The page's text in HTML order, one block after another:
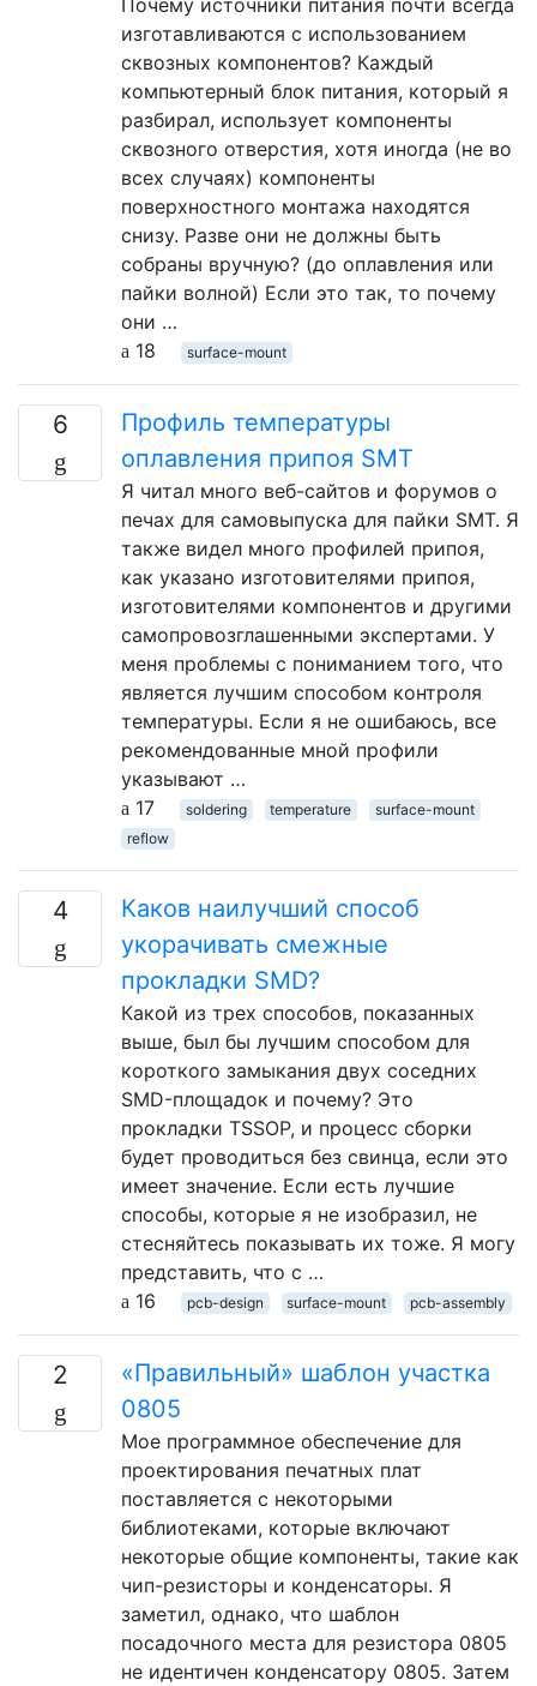
изготавливаются с использованием
сквозных компонентов? Каждый
компьютерный блок питания, который я
разбирал, использует компоненты
сквозного отверстия, хотя иногда (не во
всех случаях) компоненты
поверхностного монтажа находятся
снизу. Разве они не должны быть
собраны вручную? (до оплавления или
пайки волной) Если это так, то почему
они …
18
surface-mount
6
Профиль температуры
оплавления припоя SMT
Я читал много веб-сайтов и форумов о
печах для самовыпуска для пайки SMT. Я
также видел много профилей припоя,
как указано изготовителями припоя,
изготовителями компонентов и другими
самопровозглашенными экспертами. У
меня проблемы с пониманием того, что
является лучшим способом контроля
температуры. Если я не ошибаюсь, все
рекомендованные мной профили
указывают …
17
soldering temperature
surface-mount
reflow
4
Каков наилучший способ
укорачивать смежные
прокладки SMD?
Какой из трех способов, показанных
выше, был бы лучшим способом для
короткого замыкания двух соседних
SMD-площадок и почему? Это
прокладки TSSOP, и процесс сборки
будет проводиться без свинца, если это
имеет значение. Если есть лучшие
способы, которые я не изобразил, не
стесняйтесь показывать их тоже. Я могу
представить, что с …
16
pcb-design surface-mount pcb-assembly
2
«Правильный» шаблон участка
0805
Мое программное обеспечение для
проектирования печатных плат
поставляется с некоторыми
библиотеками, которые включают
некоторые общие компоненты, такие как
чип-резисторы и конденсаторы. Я
заметил, однако, что шаблон
посадочного места для резистора 0805
не идентичен конденсатору 0805. Затем